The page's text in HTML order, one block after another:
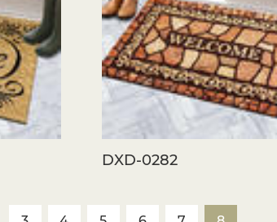
Bereitstellung von Bodenschutz
Häuser mit Holz-, Fliesen- oder
da sie Kratzer und Schäden durch
Matten wirken als Schutzschicht,
oder schwere Möbel bewegt werden.
Vorteile
Vielseitigkeit und Anpassungsfähigkeit
DXD-0282